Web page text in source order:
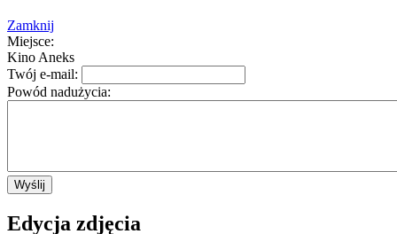
Zamknij
Miejsce:
Kino Aneks
Twój e-mail:
Powód nadużycia:
Wyślij
Edycja zdjęcia